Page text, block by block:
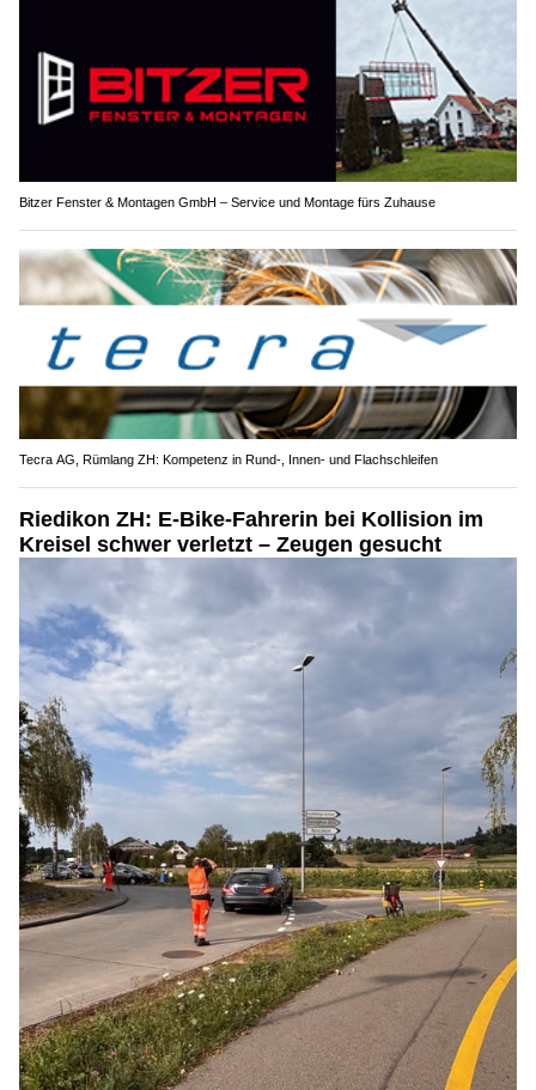
Bitzer Fenster & Montagen GmbH – Service und Montage fürs Zuhause
Tecra AG, Rümlang ZH: Kompetenz in Rund-, Innen- und Flachschleifen
Riedikon ZH: E-Bike-Fahrerin bei Kollision im
Kreisel schwer verletzt – Zeugen gesucht